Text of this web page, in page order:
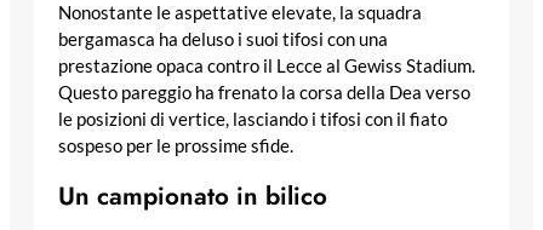
Nonostante le aspettative elevate, la squadra
bergamasca ha deluso i suoi tifosi con una
prestazione opaca contro il Lecce al Gewiss Stadium.
Questo pareggio ha frenato la corsa della Dea verso
le posizioni di vertice, lasciando i tifosi con il fiato
sospeso per le prossime sfide.
Un campionato in bilico